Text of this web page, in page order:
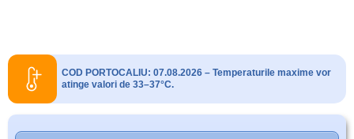
COD PORTOCALIU: 07.08.2026 – Temperaturile maxime vor
atinge valori de 33–37°C.